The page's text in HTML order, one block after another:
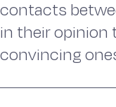
contacts
in their opinion
convincing